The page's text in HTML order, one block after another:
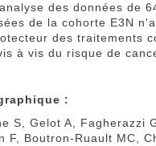
des données de
de la cohorte E3N
des traitements
à vis du risque de
:
S, Gelot A, Fagherazzi
F, Boutron-Ruault MC,